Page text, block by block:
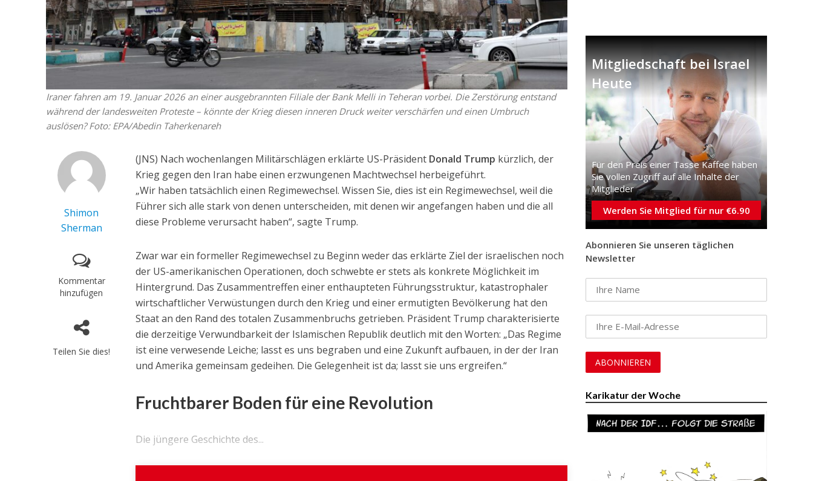
Iraner fahren am 19. Januar 2026 an einer ausgebrannten Filiale der Bank Melli in Teheran vorbei. Die Zerstörung entstand
während der landesweiten Proteste – könnte der Krieg diesen inneren Druck weiter verschärfen und einen Umbruch
auslösen? Foto: EPA/Abedin Taherkenareh
Shimon
Sherman
Kommentar
hinzufügen
Teilen Sie dies!
(JNS) Nach wochenlangen Militärschlägen erklärte US-Präsident Donald Trump kürzlich, der
Krieg gegen den Iran habe einen erzwungenen Machtwechsel herbeigeführt.
„Wir haben tatsächlich einen Regimewechsel. Wissen Sie, dies ist ein Regimewechsel, weil die
Führer sich alle stark von denen unterscheiden, mit denen wir angefangen haben und die all
diese Probleme verursacht haben“, sagte Trump.
Zwar war ein formeller Regimewechsel zu Beginn weder das erklärte Ziel der israelischen noch
der US-amerikanischen Operationen, doch schwebte er stets als konkrete Möglichkeit im
Hintergrund. Das Zusammentreffen einer enthaupteten Führungsstruktur, katastrophaler
wirtschaftlicher Verwüstungen durch den Krieg und einer ermutigten Bevölkerung hat den
Staat an den Rand des totalen Zusammenbruchs getrieben. Präsident Trump charakterisierte
die derzeitige Verwundbarkeit der Islamischen Republik deutlich mit den Worten: „Das Regime
ist eine verwesende Leiche; lasst es uns begraben und eine Zukunft aufbauen, in der der Iran
und Amerika gemeinsam gedeihen. Die Gelegenheit ist da; lasst sie uns ergreifen.“
Fruchtbarer Boden für eine Revolution
Die jüngere Geschichte des...
Mitgliedschaft bei Israel
Heute
Für den Preis einer Tasse Kaffee haben
Sie vollen Zugriff auf alle Inhalte der
Mitglieder
Werden Sie Mitglied für nur €6.90
Abonnieren Sie unseren täglichen
Newsletter
Karikatur der Woche